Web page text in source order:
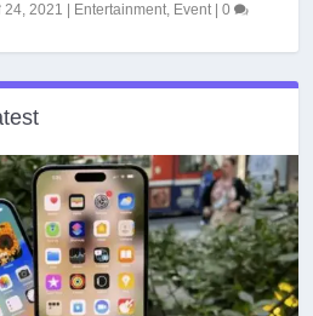
24, 2021 Entertainment, Event|0